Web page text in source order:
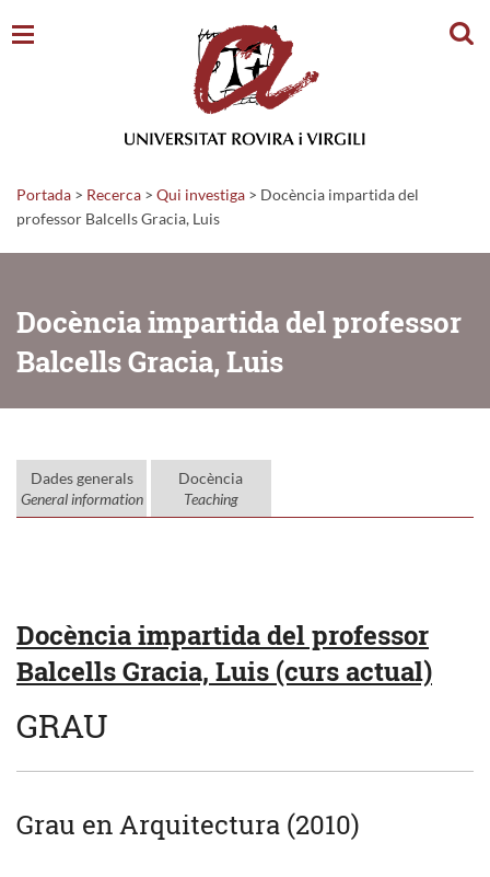
Portada > Recerca > Qui investiga > Docència impartida del
professor Balcells Gracia, Luis
Docència impartida del professor
Balcells Gracia, Luis
Dades generals
General information
Docència
Teaching
Docència impartida del professor
Balcells Gracia, Luis (curs actual)
GRAU
Grau en Arquitectura (2010)